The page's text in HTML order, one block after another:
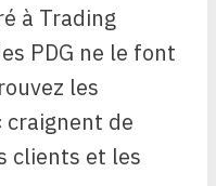
à Trading
PDG ne le font
les
craignent de
clients et les